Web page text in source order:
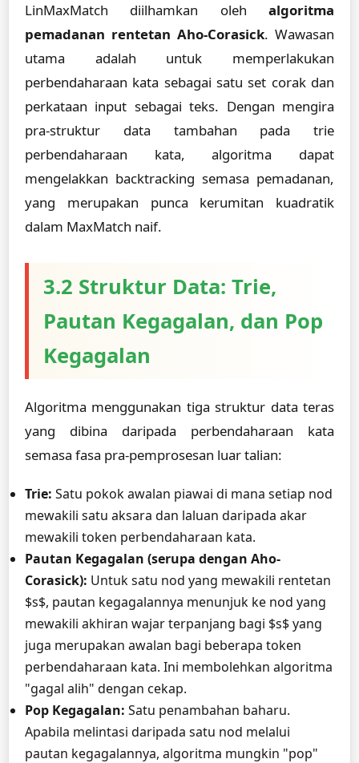
LinMaxMatch diilhamkan oleh algoritma
pemadanan rentetan Aho-Corasick. Wawasan
utama adalah untuk memperlakukan
perbendaharaan kata sebagai satu set corak dan
perkataan input sebagai teks. Dengan mengira
pra-struktur data tambahan pada trie
perbendaharaan kata, algoritma dapat
mengelakkan backtracking semasa pemadanan,
yang merupakan punca kerumitan kuadratik
dalam MaxMatch naif.
3.2 Struktur Data: Trie,
Pautan Kegagalan, dan Pop
Kegagalan
Algoritma menggunakan tiga struktur data teras
yang dibina daripada perbendaharaan kata
semasa fasa pra-pemprosesan luar talian:
Trie: Satu pokok awalan piawai di mana setiap nod
mewakili satu aksara dan laluan daripada akar
mewakili token perbendaharaan kata.
Pautan Kegagalan (serupa dengan Aho-
Corasick): Untuk satu nod yang mewakili rentetan
$s$, pautan kegagalannya menunjuk ke nod yang
mewakili akhiran wajar terpanjang bagi $s$ yang
juga merupakan awalan bagi beberapa token
perbendaharaan kata. Ini membolehkan algoritma
"gagal alih" dengan cekap.
Pop Kegagalan: Satu penambahan baharu.
Apabila melintasi daripada satu nod melalui
pautan kegagalannya, algoritma mungkin "pop"